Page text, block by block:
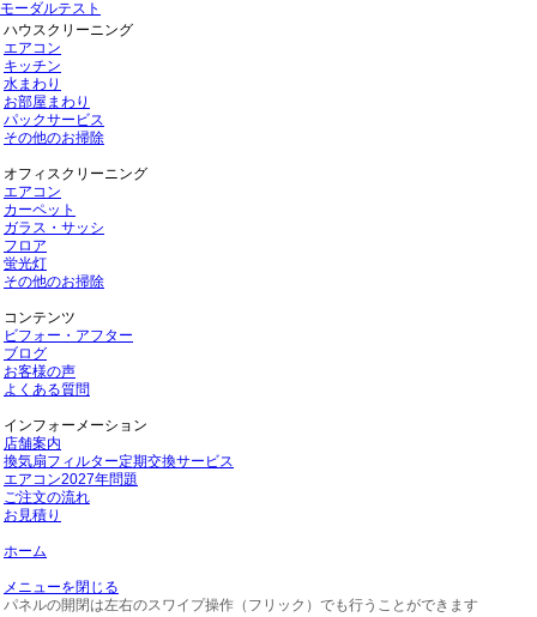
モーダルテスト
ハウスクリーニング
エアコン
キッチン
水まわり
お部屋まわり
パックサービス
その他のお掃除
オフィスクリーニング
エアコン
カーペット
ガラス・サッシ
フロア
蛍光灯
その他のお掃除
コンテンツ
ビフォー・アフター
ブログ
お客様の声
よくある質問
インフォーメーション
店舗案内
換気扇フィルター定期交換サービス
エアコン2027年問題
ご注文の流れ
お見積り
ホーム
メニューを閉じる
パネルの開閉は左右のスワイプ操作（フリック）でも行うことができます